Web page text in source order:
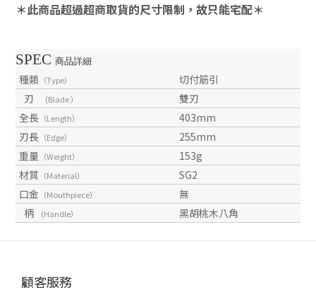
＊此商品超過超商取貨的尺寸限制，故只能宅配＊
SPEC 商品詳細
種類 （Type）
切付筋引
刃 (Blade ）
雙刃
全長 （Length）
403mm
刃長 （Edge）
255mm
重量 （Weight）
153g
材質 （Material）
SG2
口金 （Mouthpiece）
無
柄 (Handle） 黑胡桃木八角
顧客服務